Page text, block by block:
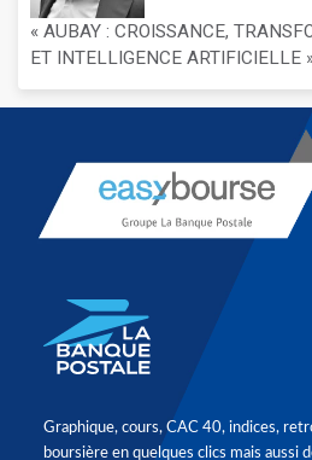
« AUBAY : CROISSANCE,
ET INTELLIGENCE ARTIFICIELLE
Graphique, cours, CAC 40, indices,
boursière en quelques clics mais aussi